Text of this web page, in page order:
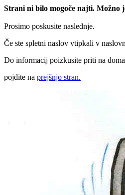
Strani ni bilo mogoče najti. Možno
Prosimo poskusite naslednje.
Če ste spletni naslov vtipkali v
Do informacij poizkusite priti na
pojdite na prejšnjo stran.